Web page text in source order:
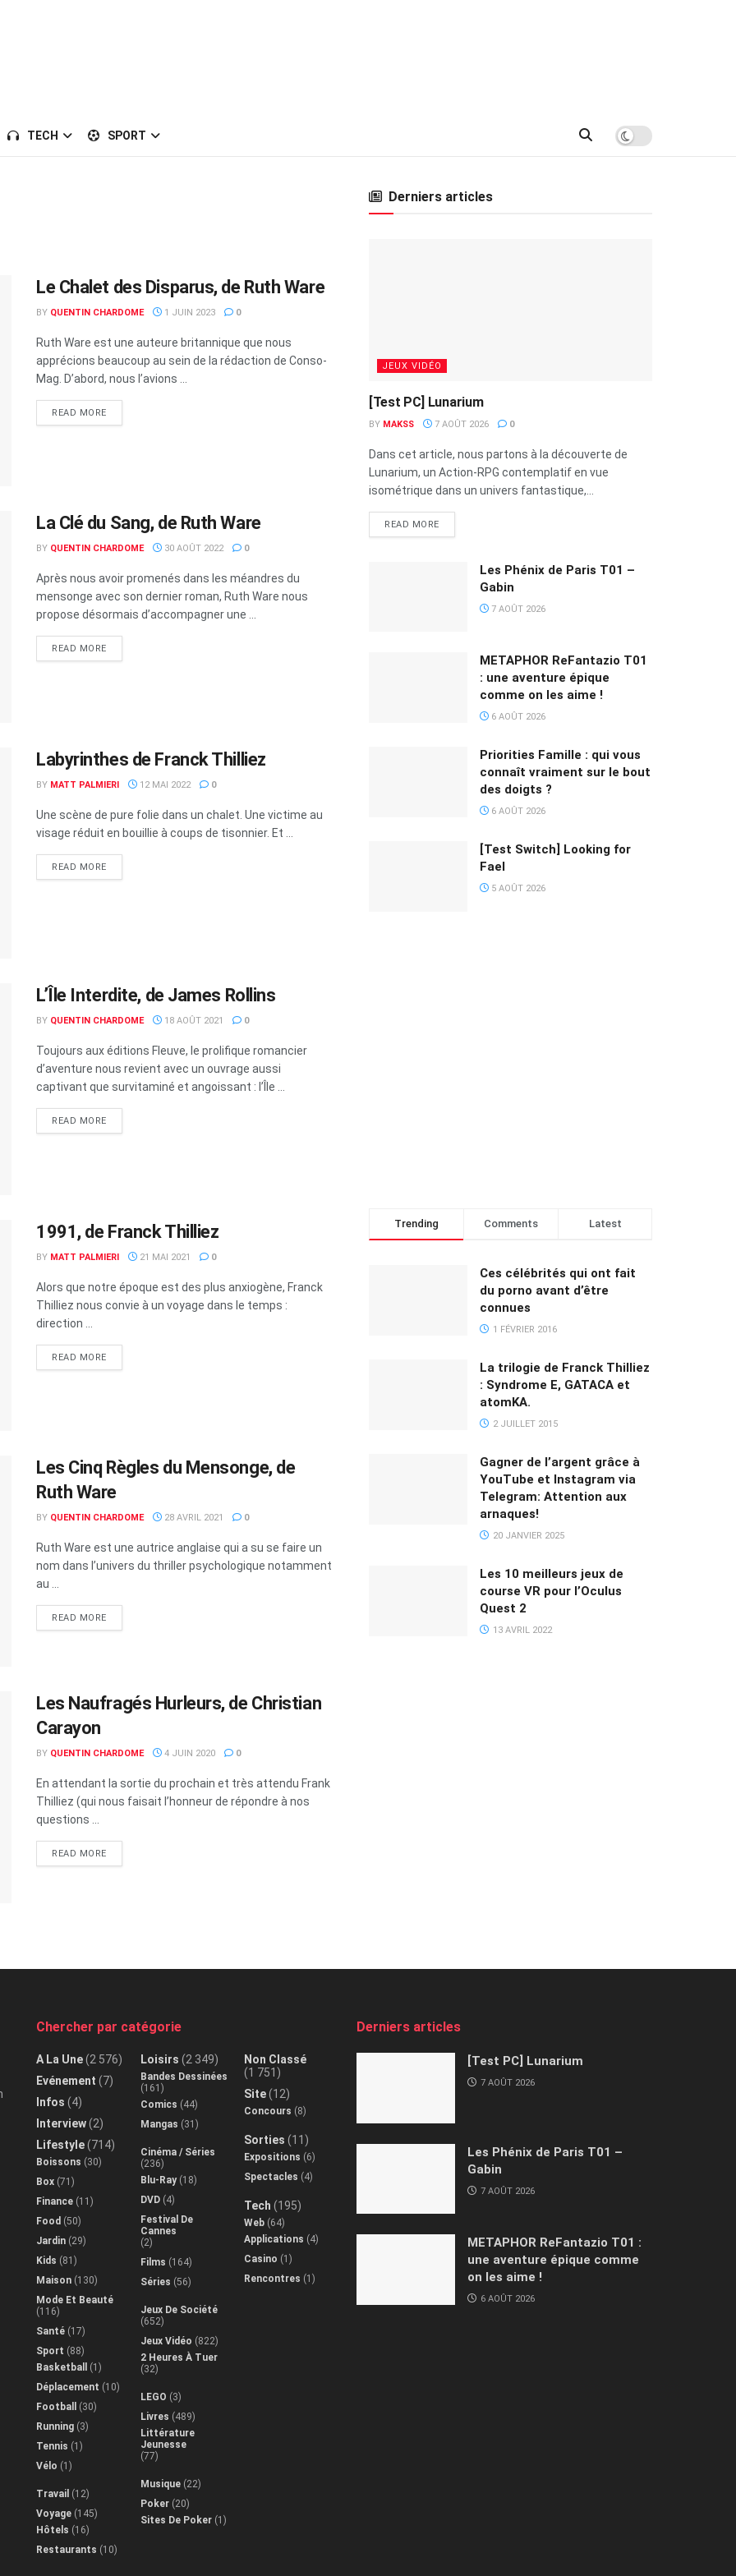
TECH SPORT
Le Chalet des Disparus, de Ruth Ware
BY QUENTIN CHARDOME 1 JUIN 2023 0
Ruth Ware est une auteure britannique que nous
apprécions beaucoup au sein de la rédaction de Conso-
Mag. D’abord, nous l’avions ...
READ MORE
La Clé du Sang, de Ruth Ware
BY QUENTIN CHARDOME 30 AOÛT 2022 0
Après nous avoir promenés dans les méandres du
mensonge avec son dernier roman, Ruth Ware nous
propose désormais d’accompagner une ...
READ MORE
Labyrinthes de Franck Thilliez
BY MATT PALMIERI 12 MAI 2022 0
Une scène de pure folie dans un chalet. Une victime au
visage réduit en bouillie à coups de tisonnier. Et ...
READ MORE
L’Île Interdite, de James Rollins
BY QUENTIN CHARDOME 18 AOÛT 2021 0
Toujours aux éditions Fleuve, le prolifique romancier
d’aventure nous revient avec un ouvrage aussi
captivant que survitaminé et angoissant : l’Île ...
READ MORE
1991, de Franck Thilliez
BY MATT PALMIERI 21 MAI 2021 0
Alors que notre époque est des plus anxiogène, Franck
Thilliez nous convie à un voyage dans le temps :
direction ...
READ MORE
Les Cinq Règles du Mensonge, de
Ruth Ware
BY QUENTIN CHARDOME 28 AVRIL 2021 0
Ruth Ware est une autrice anglaise qui a su se faire un
nom dans l’univers du thriller psychologique notamment
au ...
READ MORE
Les Naufragés Hurleurs, de Christian
Carayon
BY QUENTIN CHARDOME 4 JUIN 2020 0
En attendant la sortie du prochain et très attendu Frank
Thilliez (qui nous faisait l’honneur de répondre à nos
questions ...
READ MORE
Derniers articles
JEUX VIDÉO
[Test PC] Lunarium
BY MAKSS 7 AOÛT 2026 0
Dans cet article, nous partons à la découverte de
Lunarium, un Action-RPG contemplatif en vue
isométrique dans un univers fantastique,...
READ MORE
Les Phénix de Paris T01 –
Gabin
7 AOÛT 2026
METAPHOR ReFantazio T01
: une aventure épique
comme on les aime !
6 AOÛT 2026
Priorities Famille : qui vous
connaît vraiment sur le bout
des doigts ?
6 AOÛT 2026
[Test Switch] Looking for
Fael
5 AOÛT 2026
Trending Comments Latest
Ces célébrités qui ont fait
du porno avant d’être
connues
1 FÉVRIER 2016
La trilogie de Franck Thilliez
: Syndrome E, GATACA et
atomKA.
2 JUILLET 2015
Gagner de l’argent grâce à
YouTube et Instagram via
Telegram: Attention aux
arnaques!
20 JANVIER 2025
Les 10 meilleurs jeux de
course VR pour l’Oculus
Quest 2
13 AVRIL 2022
Chercher par catégorie
A La Une(2 576)
Evénement (7)
Infos (4)
Interview(2)
Lifestyle(714)
Boissons (30)
Box (71)
Finance (11)
Food (50)
Jardin (29)
Kids (81)
Maison (130)
Mode Et Beauté
(116)
Santé (17)
Sport (88)
Basketball
(1)
Déplacement (10)
Football
(30)
Running (3)
Tennis (1)
Vélo (1)
Travail (12)
Voyage (145)
Hôtels (16)
Restaurants (10)
Loisirs (2 349)
Bandes Dessinées
(161)
Comics (44)
Mangas (31)
Cinéma / Séries
(236)
Blu-Ray(18)
DVD(4)
Festival De
Cannes
(2)
Films (164)
Séries (56)
Jeux De Société
(652)
Jeux Vidéo (822)
2 Heures À Tuer
(32)
LEGO (3)
Livres (489)
Littérature
Jeunesse
(77)
Musique(22)
Poker(20)
Sites De Poker(1)
Non Classé
(1 751)
Site(12)
Concours (8)
Sorties (11)
Expositions (6)
Spectacles (4)
Tech (195)
Web (64)
Applications (4)
Casino (1)
Rencontres (1)
Derniers articles
[Test PC] Lunarium
7 AOÛT 2026
Les Phénix de Paris T01 –
Gabin
7 AOÛT 2026
METAPHOR ReFantazio T01 :
une aventure épique comme
on les aime !
6 AOÛT 2026